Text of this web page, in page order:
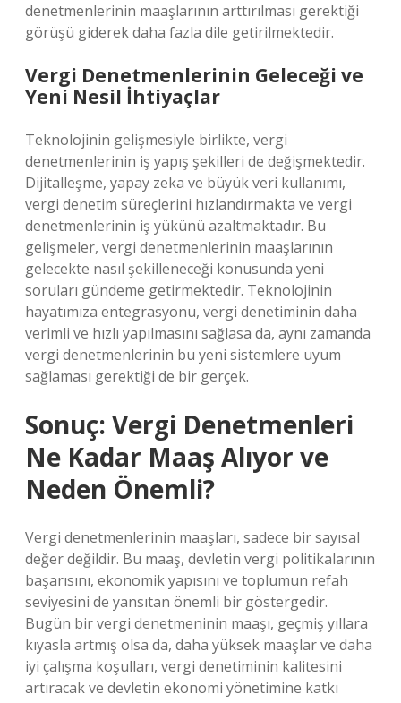
denetmenlerinin maaşlarının arttırılması gerektiği
görüşü giderek daha fazla dile getirilmektedir.
Vergi Denetmenlerinin Geleceği ve
Yeni Nesil İhtiyaçlar
Teknolojinin gelişmesiyle birlikte, vergi
denetmenlerinin iş yapış şekilleri de değişmektedir.
Dijitalleşme, yapay zeka ve büyük veri kullanımı,
vergi denetim süreçlerini hızlandırmakta ve vergi
denetmenlerinin iş yükünü azaltmaktadır. Bu
gelişmeler, vergi denetmenlerinin maaşlarının
gelecekte nasıl şekilleneceği konusunda yeni
soruları gündeme getirmektedir. Teknolojinin
hayatımıza entegrasyonu, vergi denetiminin daha
verimli ve hızlı yapılmasını sağlasa da, aynı zamanda
vergi denetmenlerinin bu yeni sistemlere uyum
sağlaması gerektiği de bir gerçek.
Sonuç: Vergi Denetmenleri
Ne Kadar Maaş Alıyor ve
Neden Önemli?
Vergi denetmenlerinin maaşları, sadece bir sayısal
değer değildir. Bu maaş, devletin vergi politikalarının
başarısını, ekonomik yapısını ve toplumun refah
seviyesini de yansıtan önemli bir göstergedir.
Bugün bir vergi denetmeninin maaşı, geçmiş yıllara
kıyasla artmış olsa da, daha yüksek maaşlar ve daha
iyi çalışma koşulları, vergi denetiminin kalitesini
artıracak ve devletin ekonomi yönetimine katkı